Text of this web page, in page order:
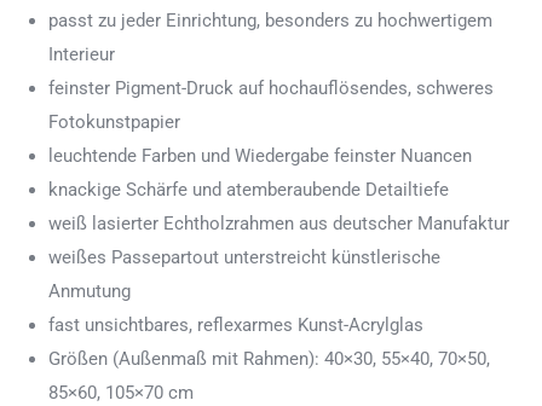
passt zu jeder Einrichtung, besonders zu hochwertigem
Interieur
feinster Pigment-Druck auf hochauflösendes, schweres
Fotokunstpapier
leuchtende Farben und Wiedergabe feinster Nuancen
knackige Schärfe und atemberaubende Detailtiefe
weiß lasierter Echtholzrahmen aus deutscher Manufaktur
weißes Passepartout unterstreicht künstlerische
Anmutung
fast unsichtbares, reflexarmes Kunst-Acrylglas
Größen (Außenmaß mit Rahmen): 40×30, 55×40, 70×50,
85×60, 105×70 cm